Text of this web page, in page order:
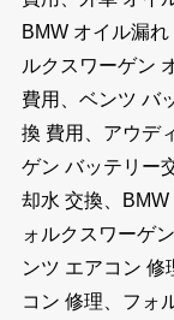
BMW オイル漏
ルクスワーゲン
費用、ベンツ バ
換 費用、アウデ
ゲン バッテリー
却水 交換、
ォルクスワーゲ
ンツ エアコン 修
コン 修理、フォ